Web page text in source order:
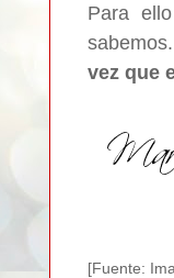
Para
vez que
[Fuente: